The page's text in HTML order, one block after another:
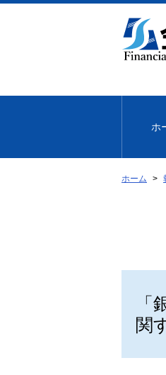
文
移
ホ
ホーム
関